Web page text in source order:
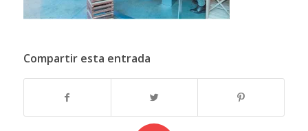
Compartir esta entrada